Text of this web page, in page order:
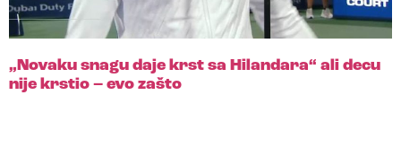
„Novaku snagu daje krst sa Hilandara“ ali decu
nije krstio – evo zašto